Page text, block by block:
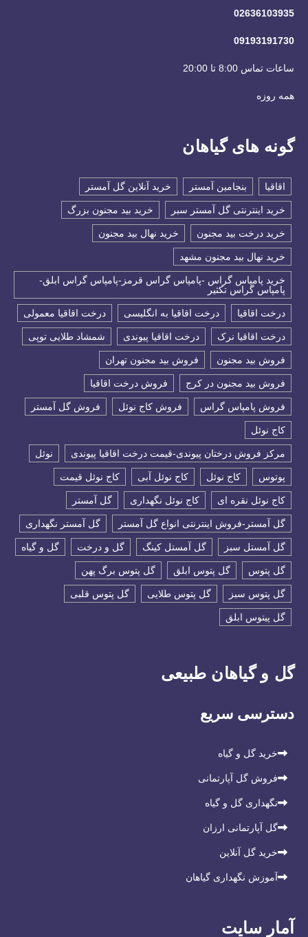
02636103935
09193191730
ساعات تماس 8:00 تا 20:00
همه روزه
گونه های گیاهان
اقاقیا بنجامین آمستر خرید آنلاین گل آمستر
خرید اینترنتی گل آمستر سبر خرید بید مجنون بزرگ
خرید درخت بید مجنون خرید نهال بید مجنون
خرید نهال بید مجنون مشهد
خرید پامپاس گراس -پامپاس گراس قرمز-پامپاس گراس ابلق-
پامپاس گراس تکثیر
درخت اقاقیا درخت اقاقیا به انگلیسی درخت اقاقیا معمولی
درخت اقاقیا نرک درخت اقاقیا پیوندی شمشاد طلایی توپی
فروش بید مجنون فروش بید مجنون تهران
فروش بید مجنون در کرج فروش درخت اقاقیا
فروش پامپاس گراس فروش کاج نوئل فروش گل آمستر
كاج نوئل
مرکز فروش درختان پیوندی-قیمت درخت اقاقیا پیوندی نوئل
پوتوس کاج نوئل کاج نوئل آبی کاج نوئل قیمت
کاج نوئل نقره ای کاج نوئل نگهداری گل آمستر
گل آمستر-فروش اینترنتی انواع گل آمستر گل آمستر نگهداری
گل آمستل سبز گل آمستل کینگ گل و درخت گل و گیاه
گل پتوس گل پتوس ابلق گل پتوس برگ پهن
گل پتوس سبز گل پتوس طلایی گل پتوس قلبی
گل پیتوس ابلق
گل و گیاهان طبیعی
دسترسی سریع
خرید گل و گیاه
فروش گل آپارتمانی
نگهداری گل و گیاه
گل آپارتمانی ارزان
خرید گل آنلاین
آموزش نگهداری گیاهان
آمار سایت